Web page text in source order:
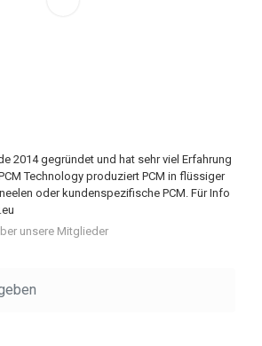
2014 gegründet und hat sehr viel Erfahrung
Technology produziert PCM in flüssiger
oder kundenspezifische PCM. Für Info
unsere Mitglieder